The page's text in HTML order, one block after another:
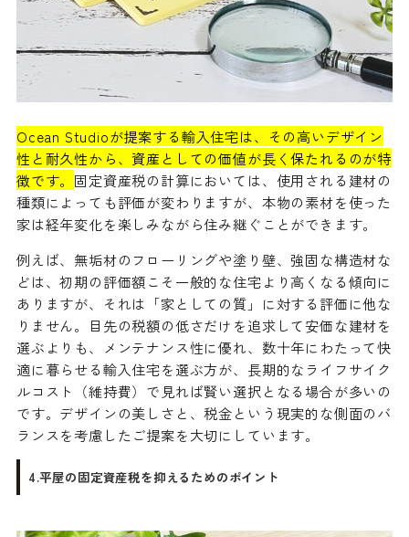
Ocean Studioが提案する輸入住宅は、その高いデザイン
性と耐久性から、資産としての価値が長く保たれるのが特
徴です。 固定資産税の計算においては、使用される建材の
種類によっても評価が変わりますが、本物の素材を使った
家は経年変化を楽しみながら住み継ぐことができます。
例えば、無垢材のフローリングや塗り壁、強固な構造材な
どは、初期の評価額こそ一般的な住宅より高くなる傾向に
ありますが、それは「家としての質」に対する評価に他な
りません。目先の税額の低さだけを追求して安価な建材を
選ぶよりも、メンテナンス性に優れ、数十年にわたって快
適に暮らせる輸入住宅を選ぶ方が、長期的なライフサイク
ルコスト（維持費）で見れば賢い選択となる場合が多いの
です。デザインの美しさと、税金という現実的な側面のバ
ランスを考慮したご提案を大切にしています。
4.平屋の固定資産税を抑えるためのポイント